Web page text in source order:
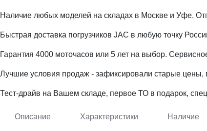
Наличие любых моделей на складах в Москве и Уфе.
Быстрая доставка погрузчиков JAC в любую точку
Гарантия 4000 моточасов или 5 лет на выбор.
Лучшие условия продаж - зафиксировали старые цены,
Тест-драйв на Вашем складе, первое ТО в подарок,
Описание Характеристики Наличие